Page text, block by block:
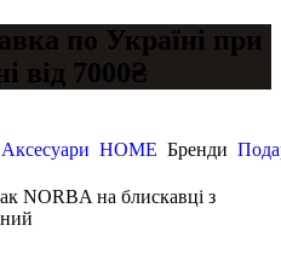
по Україні при
від 7000₴
Аксесуари HOME Бренди
NORBA на блискавці з